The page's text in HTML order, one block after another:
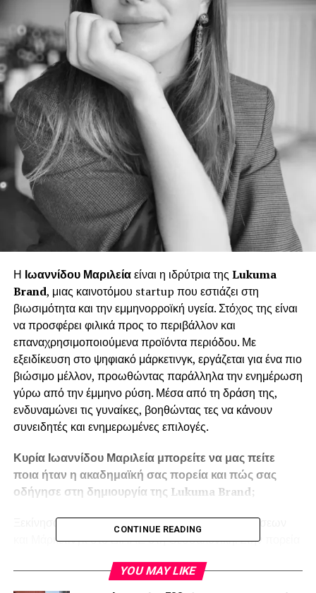
Η Ιωαννίδου Μαριλείαείναι η ιδρύτρια της Lukuma
Brand, μιας καινοτόμου startup που εστιάζει στη
βιωσιμότητα και την εμμηνορροϊκή υγεία. Στόχος της είναι
να προσφέρει φιλικά προς το περιβάλλον και
επαναχρησιμοποιούμενα προϊόντα περιόδου. Με
εξειδίκευση στο ψηφιακό μάρκετινγκ, εργάζεται για ένα πιο
βιώσιμο μέλλον, προωθώντας παράλληλα την ενημέρωση
γύρω από την έμμηνο ρύση. Μέσα από τη δράση της,
ενδυναμώνει τις γυναίκες, βοηθώντας τες να κάνουν
συνειδητές και ενημερωμένες επιλογές.
Κυρία Ιωαννίδου Μαριλεία μπορείτε να μας πείτε
ποια ήταν η ακαδημαϊκή σας πορεία και πώς σας
οδήγησε στη δημιουργία της Lukuma Brand;
Ξεκίνησα τις σπουδές μου στη Διοίκηση Επιχειρήσεων
και Μάρκετινγκ στο ΔΙΠΑΕ στη Θεσσαλονίκη. Στην πορεία
στο Digital Marketing μέσα από προγράμματα του
CONTINUE READING
YOU MAY LIKE